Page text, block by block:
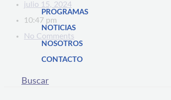
PROGRAMAS
NOTICIAS
NOSOTROS
CONTACTO
Buscar
julio 15, 2024
10:47 pm
No Comments